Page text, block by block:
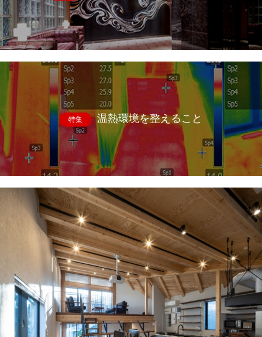
特集 温熱環境を整えること